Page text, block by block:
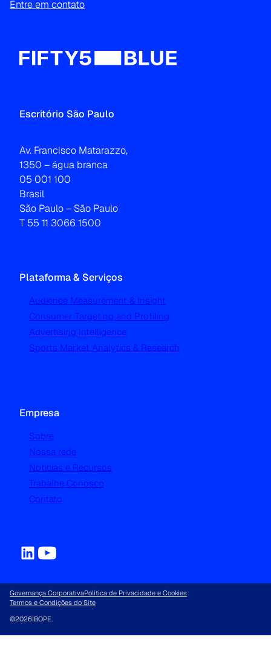
Entre em contato
Escritório São Paulo
Av. Francisco Matarazzo,
1350 – água branca
05 001 100
Brasil
São Paulo – São Paulo
T 55 11 3066 1500
Plataforma & Serviços
Audience Measurement & Insight
Consumer Targeting and Profiling
Advertising Intelligence
Sports Market Analytics & Research
Empresa
Sobre
Nossa rede
Notícias e Recursos
Trabalhe Conosco
Contato
Governança CorporativaPolítica de Privacidade e Cookies
Termos e Condições do Site
©2026IBOPE.